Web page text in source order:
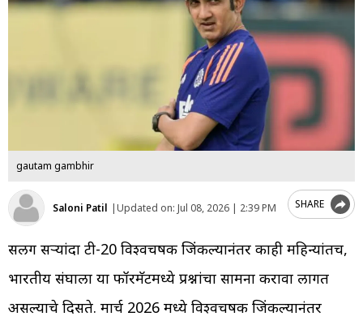
gautam gambhir
Saloni Patil |Updated on: Jul 08, 2026 | 2:39 PM SHARE
सलग दुसऱ्यांदा टी-20 विश्वचषक जिंकल्यानंतर काही महिन्यांतच,
भारतीय संघाला या फॉरमॅटमध्ये प्रश्नांचा सामना करावा लागत
असल्याचे दिसते. मार्च 2026 मध्ये विश्वचषक जिंकल्यानंतर